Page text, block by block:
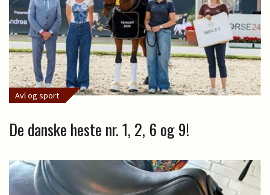
Avl og sport
De danske heste nr. 1, 2, 6 og 9!